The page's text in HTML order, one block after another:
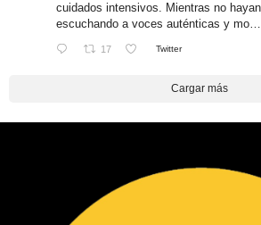
cuidados intensivos. Mientras no
escuchando a voces auténticas y mo…
17 Twitter
Cargar más